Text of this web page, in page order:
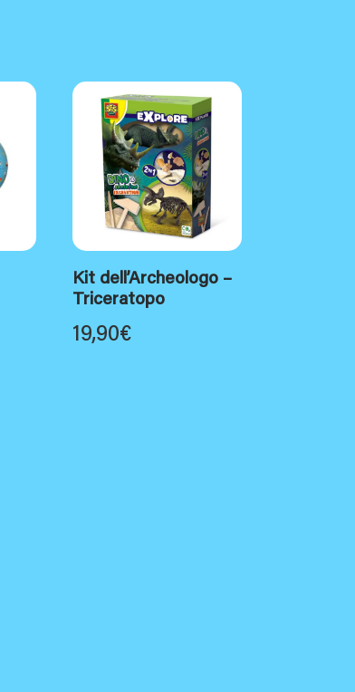
Kit dell’Archeologo –
Triceratopo
19,90€